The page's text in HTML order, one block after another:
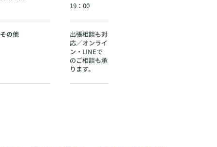
19：00
その他
出張相談も対
応／オンライ
ン・LINEで
のご相談も承
ります。